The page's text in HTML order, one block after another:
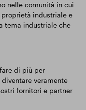
nelle comunità in cui
industriale e
tema industriale che
di più per
veramente
fornitori e partner